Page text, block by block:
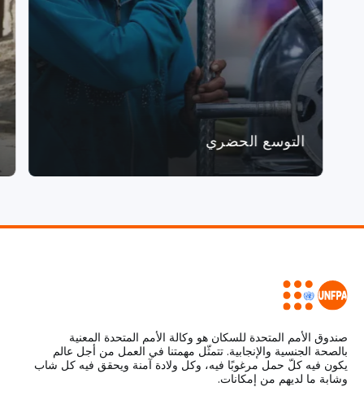
التوسع الحضري
صندوق الأمم المتحدة للسكان هو وكالة الأمم المتحدة المعنية
بالصحة الجنسية والإنجابية. تتمثّل مهمتنا في العمل من أجل عالم
يكون فيه كلّ حمل مرغوبًا فيه، وكل ولادة آمنة ويحقق فيه كل شاب
وشابة ما لديهم من إمكانات.